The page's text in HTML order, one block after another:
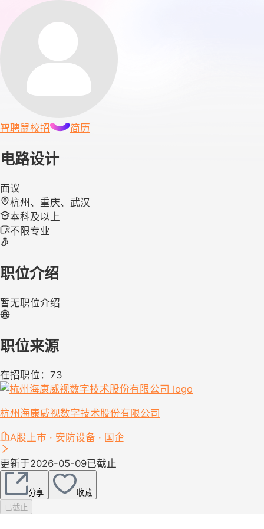
智聘鼠校招 简历
电路设计
面议
杭州、重庆、武汉
本科及以上
不限专业
职位介绍
暂无职位介绍
职位来源
在招职位：73
杭州海康威视数字技术股份有限公司
A股上市 · 安防设备 · 国企
更新于2026-05-09已截止
分享
收藏
已截止